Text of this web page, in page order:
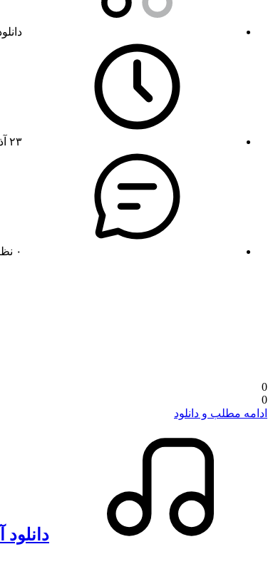
0
0
ادامه مطلب و دانلود